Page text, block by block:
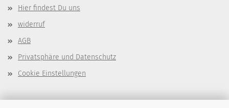
Hier findest Du uns
widerruf
AGB
Privatsphäre und Datenschutz
Cookie Einstellungen